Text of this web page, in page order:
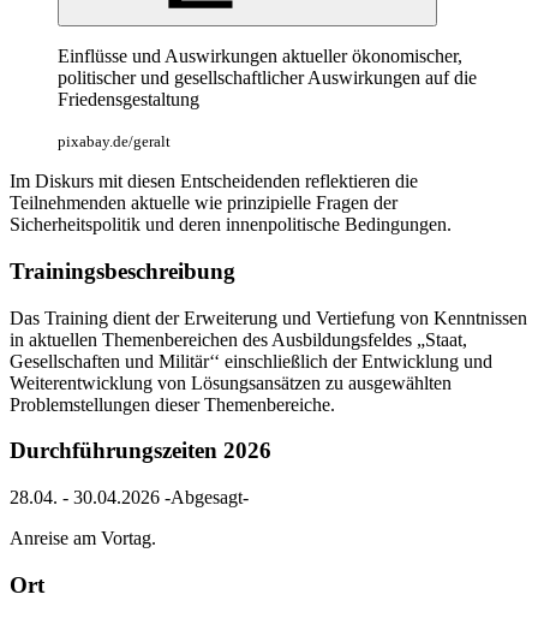
Einflüsse und Auswirkungen aktueller ökonomischer,
politischer und gesellschaftlicher Auswirkungen auf die
Friedensgestaltung
pixabay.de/geralt
Im Diskurs mit diesen Entscheidenden reflektieren die
Teilnehmenden aktuelle wie prinzipielle Fragen der
Sicherheitspolitik und deren innenpolitische Bedingungen.
Trainingsbeschreibung
Das Training dient der Erweiterung und Vertiefung von Kenntnissen
in aktuellen Themenbereichen des Ausbildungsfeldes „Staat,
Gesellschaften und Militär‘‘ einschließlich der Entwicklung und
Weiterentwicklung von Lösungsansätzen zu ausgewählten
Problemstellungen dieser Themenbereiche.
Durchführungszeiten 2026
28.04. - 30.04.2026 -Abgesagt-
Anreise am Vortag.
Ort